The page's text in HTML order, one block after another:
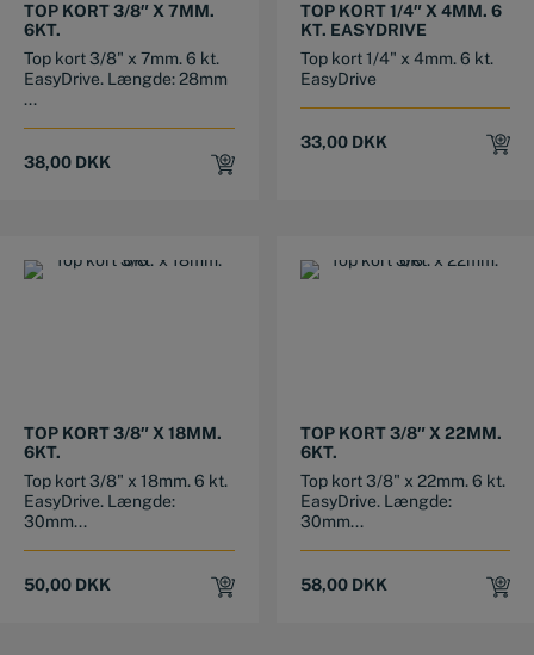
TOP KORT 3/8″ X 7MM.
6KT.
Top kort 3/8" x 7mm. 6 kt.
EasyDrive. Længde: 28mm
...
38,00 DKK
TOP KORT 1/4″ X 4MM. 6
KT. EASYDRIVE
Top kort 1/4" x 4mm. 6 kt.
EasyDrive
33,00 DKK
TOP KORT 3/8″ X 18MM.
6KT.
Top kort 3/8" x 18mm. 6 kt.
EasyDrive. Længde:
30mm...
50,00 DKK
TOP KORT 3/8″ X 22MM.
6KT.
Top kort 3/8" x 22mm. 6 kt.
EasyDrive. Længde:
30mm...
58,00 DKK